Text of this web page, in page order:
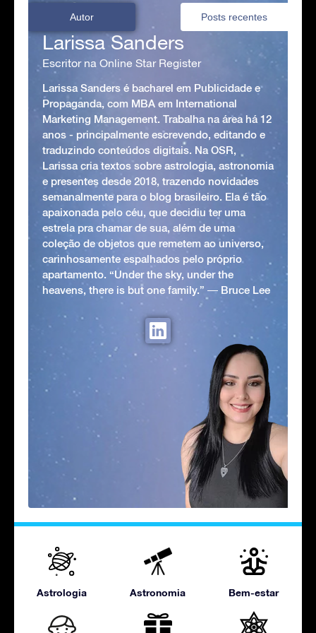
Autor Posts recentes
Larissa Sanders
Escritor na Online Star Register
Larissa Sanders é bacharel em Publicidade e
Propaganda, com MBA em International
Marketing Management. Trabalha na área há 12
anos - principalmente escrevendo, editando e
traduzindo conteúdos digitais. Na OSR,
Larissa cria textos sobre astrologia, astronomia
e presentes desde 2018, trazendo novidades
semanalmente para o blog brasileiro. Ela é tão
apaixonada pelo céu, que decidiu ter uma
estrela pra chamar de sua, além de uma
coleção de objetos que remetem ao universo,
carinhosamente espalhados pelo próprio
apartamento. “Under the sky, under the
heavens, there is but one family.” ― Bruce Lee
Astrologia Astronomia Bem-estar